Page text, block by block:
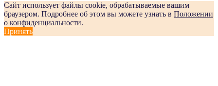
Сайт использует файлы cookie, обрабатываемые вашим
браузером. Подробнее об этом вы можете узнать в Положении
о конфиденциальности.
Принять